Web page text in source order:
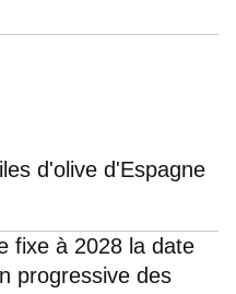
d'olive d'Espagne
fixe à 2028 la date
progressive des